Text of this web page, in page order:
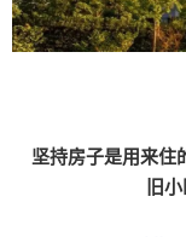
坚持房子是用来住
旧